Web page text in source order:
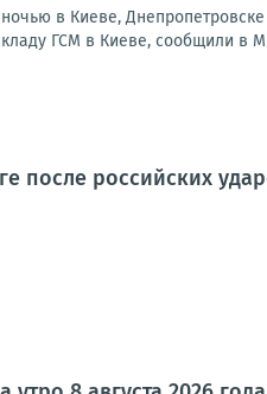
в Киеве,
ГСМ в Киеве, сообщили в
после российских